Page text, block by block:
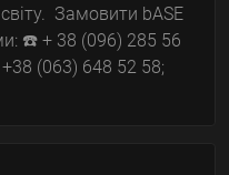
Замовити bASE
☎️ + 38 (096) 285 56
(063) 648 52 58;